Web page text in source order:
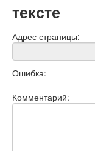
тексте
Адрес страницы:
Ошибка:
Комментарий: